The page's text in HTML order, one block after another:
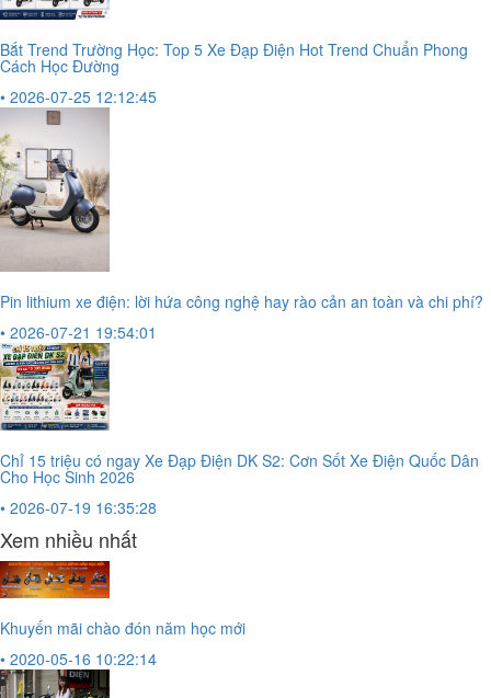
Bắt Trend Trường Học: Top 5 Xe Đạp Điện Hot Trend Chuẩn Phong
Cách Học Đường
• 2026-07-25 12:12:45
Pin lithium xe điện: lời hứa công nghệ hay rào cản an toàn và chi phí?
• 2026-07-21 19:54:01
Chỉ 15 triệu có ngay Xe Đạp Điện DK S2: Cơn Sốt Xe Điện Quốc Dân
Cho Học Sinh 2026
• 2026-07-19 16:35:28
Xem nhiều nhất
Khuyến mãi chào đón năm học mới
• 2020-05-16 10:22:14